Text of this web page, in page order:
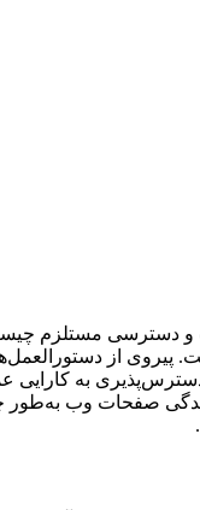
از
دسترس‌پذیری به
صفحات وب